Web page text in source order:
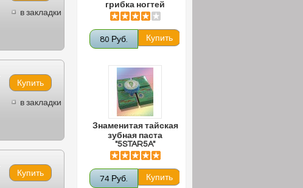
грибка ногтей
80 Руб.
Знаменитая тайская
зубная паста
"5STAR5A"
74 Руб.
в закладки
в закладки